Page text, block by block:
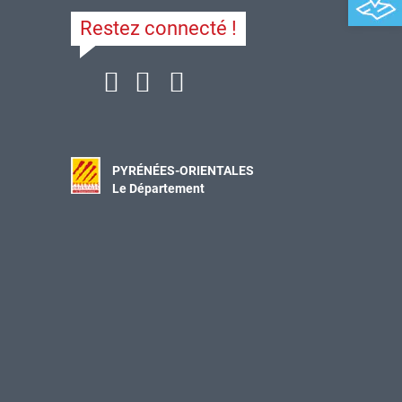
Restez connecté !
PYRÉNÉES-ORIENTALES
Le Département